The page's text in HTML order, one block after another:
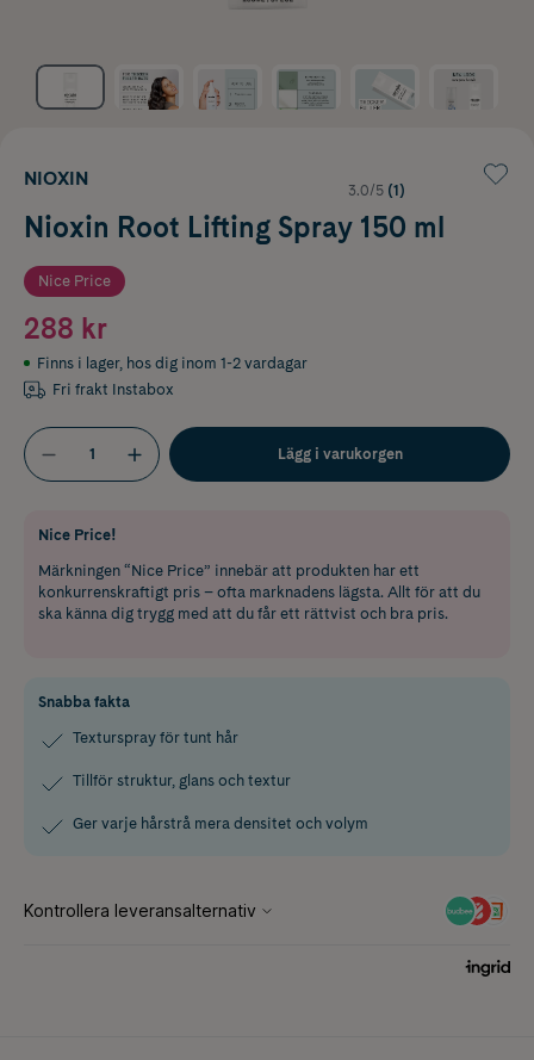
NIOXIN
3.0/5 (1)
Nioxin Root Lifting Spray 150 ml
Nice Price
288 kr
Finns i lager, hos dig inom 1-2 vardagar
Fri frakt Instabox
Lägg i varukorgen
Nice Price!
Märkningen “Nice Price” innebär att produkten har ett
konkurrenskraftigt pris – ofta marknadens lägsta. Allt för att du
ska känna dig trygg med att du får ett rättvist och bra pris.
Snabba fakta
Texturspray för tunt hår
Tillför struktur, glans och textur
Ger varje hårstrå mera densitet och volym